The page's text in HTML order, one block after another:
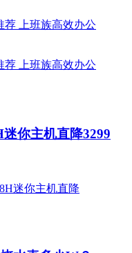
你主机直降3299